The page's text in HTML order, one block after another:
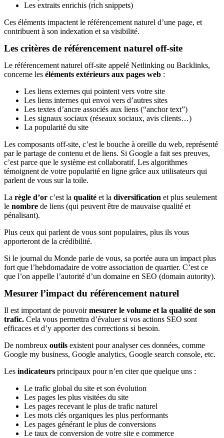
Les extraits enrichis (rich snippets)
Ces éléments impactent le référencement naturel d’une page, et
contribuent à son indexation et sa visibilité.
Les critères de référencement naturel off-site
Le référencement naturel off-site appelé Netlinking ou Backlinks,
concerne les éléments extérieurs aux pages web :
Les liens externes qui pointent vers votre site
Les liens internes qui envoi vers d’autres sites
Les textes d’ancre associés aux liens (“anchor text”)
Les signaux sociaux (réseaux sociaux, avis clients…)
La popularité du site
Les composants off-site, c’est le bouche à oreille du web, représenté
par le partage de contenu et de liens. Si Google a fait ses preuves,
c’est parce que le système est collaboratif. Les algorithmes
témoignent de votre popularité en ligne grâce aux utilisateurs qui
parlent de vous sur la toile.
La règle d’or c’est la qualité et la diversification et plus seulement
le nombre de liens (qui peuvent être de mauvaise qualité et
pénalisant).
Plus ceux qui parlent de vous sont populaires, plus ils vous
apporteront de la crédibilité.
Si le journal du Monde parle de vous, sa portée aura un impact plus
fort que l’hebdomadaire de votre association de quartier. C’est ce
que l’on appelle l’autorité d’un domaine en SEO (domain autority).
Mesurer l’impact du référencement naturel
Il est important de pouvoirmesurer le volume et la qualité de son
trafic. Cela vous permettra d’évaluer si vos actions SEO sont
efficaces et d’y apporter des corrections si besoin.
De nombreux outils existent pour analyser ces données, comme
Google my business, Google analytics, Google search console, etc.
Les indicateurs principaux pour n’en citer que quelque uns :
Le trafic global du site et son évolution
Les pages les plus visitées du site
Les pages recevant le plus de trafic naturel
Les mots clés organiques les plus performants
Les pages générant le plus de conversions
Le taux de conversion de votre site e commerce